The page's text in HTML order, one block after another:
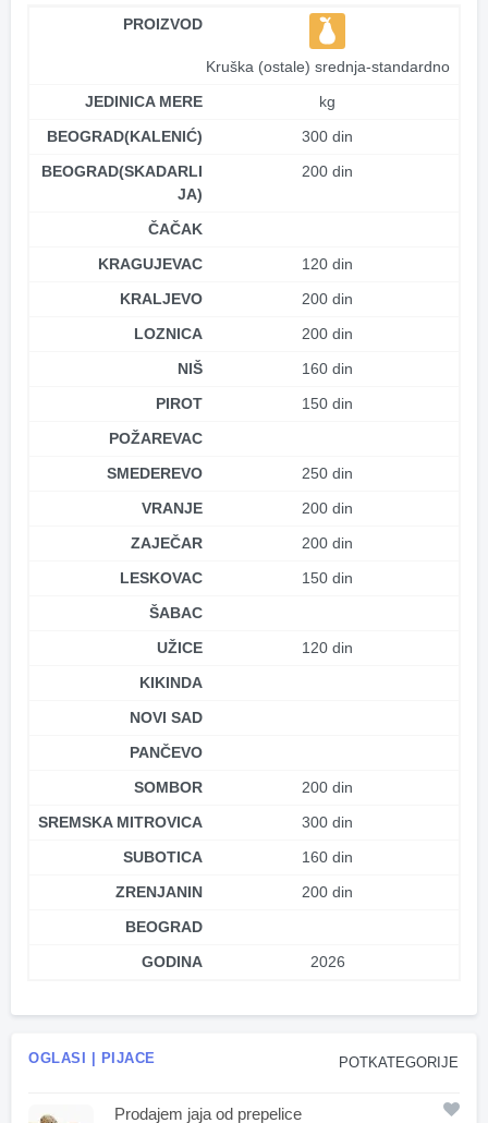
PROIZVOD
Kruška (ostale) srednja-standardno
JEDINICA MERE
kg
BEOGRAD(KALENIĆ)
300 din
BEOGRAD(SKADARLI
JA)
200 din
ČAČAK
KRAGUJEVAC
120 din
KRALJEVO
200 din
LOZNICA
200 din
NIŠ
160 din
PIROT
150 din
POŽAREVAC
SMEDEREVO
250 din
VRANJE
200 din
ZAJEČAR
200 din
LESKOVAC
150 din
ŠABAC
UŽICE
120 din
KIKINDA
NOVI SAD
PANČEVO
SOMBOR
200 din
SREMSKA MITROVICA
300 din
SUBOTICA
160 din
ZRENJANIN
200 din
BEOGRAD
GODINA
2026
POTKATEGORIJE
OGLASI | PIJACE
Prodajem jaja od prepelice